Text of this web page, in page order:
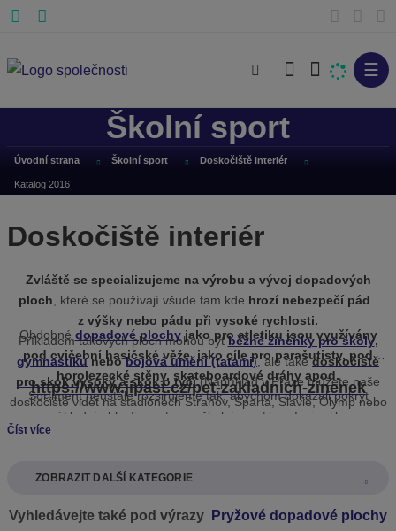
l
e
t
☰
Školní sport
Úvodní strana Školní sport Doskočiště interiér
Katalog 2016
Doskočiště interiér
Zvláště se specializujeme na výrobu a vývoj dopadových
ploch , které se používají všude tam kde hrozí nebezpečí pádu
z výšky nebo pádu při vysoké rychlosti.
Příkladem takových ploch mohou býtběžné žíněnky pro školy,
gymnastikunebobojová umění (tatami), ale takédoskočiště
pro skok vysoký a skok o tyči(Například v Praze můžete naše
doskočiště vidět na stadiónech Strahov, Sparta, Slavie, Olymp nebo
Dukla.) Naše atletická doskočiště se stala
Obdobné dopadové plochyjako pro atletiku jsou využívány
pod cvičební hasičské věže, jako cíle pro parašutisty, pod
horolezecké stěny, skateboardové dráhy apod.
Sortiment neustále rozšiřujeme tak, abychom dokázali pokrýt
základní oblasti sportu pro školní sport i profesionály.
https://www.jipast.cz/pet-zakladnich-zinenek
Číst více
ZOBRAZIT DALŠÍ KATEGORIE
Vyhledávejte také pod výrazy
Pryžové dopadové plochy